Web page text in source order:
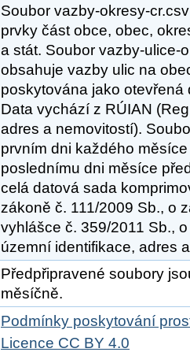
Soubor vazby-okresy-
prvky část obce, obec,
a stát. Soubor vazby-ulice-
obsahuje vazby ulic na
poskytována jako otevřená
Data vychází z RÚIAN
adres a nemovitostí).
prvním dni každého
poslednímu dni měsíce
celá datová sada
zákoně č. 111/2009 Sb., o
vyhlášce č. 359/2011 Sb.,
územní identifikace, adres
Předpřipravené soubory
měsíčně.
Podmínky poskytování
Licence CC BY 4.0